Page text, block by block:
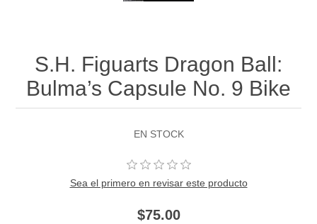
S.H. Figuarts Dragon Ball:
Bulma’s Capsule No. 9 Bike
EN STOCK
Sea el primero en revisar este producto
$75.00